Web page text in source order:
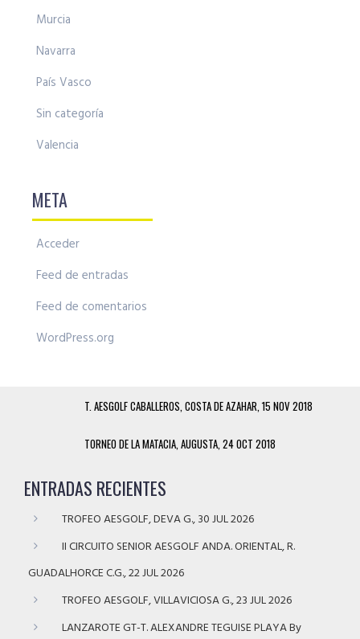
Murcia
Navarra
País Vasco
Sin categoría
Valencia
META
Acceder
Feed de entradas
Feed de comentarios
WordPress.org
T. AESGOLF CABALLEROS, COSTA DE AZAHAR, 15 NOV 2018
TORNEO DE LA MATACIA, AUGUSTA, 24 OCT 2018
ENTRADAS RECIENTES
TROFEO AESGOLF, DEVA G., 30 JUL 2026
II CIRCUITO SENIOR AESGOLF ANDA. ORIENTAL, R.
GUADALHORCE C.G., 22 JUL 2026
TROFEO AESGOLF, VILLAVICIOSA G., 23 JUL 2026
LANZAROTE GT-T. ALEXANDRE TEGUISE PLAYA By